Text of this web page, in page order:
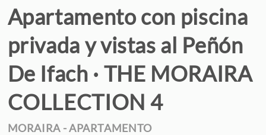
PLANES COSTA
BLANCA
CONTACTO
ACCESO CLIENTES
Apartamento con piscina
privada y vistas al Peñón
De Ifach · THE MORAIRA
COLLECTION 4
MORAIRA -APARTAMENTO